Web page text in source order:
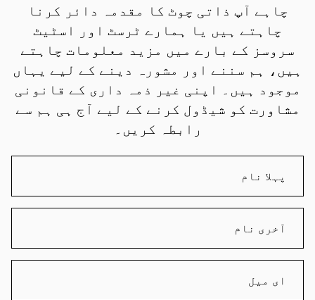
چاہے آپ ذاتی چوٹ کا مقدمہ دائر کرنا
چاہتے ہیں یا ہمارے ٹرسٹ اور اسٹیٹ
سروسز کے بارے میں مزید معلومات چاہتے
ہیں، ہم سننے اور مشورہ دینے کے لیے یہاں
موجود ہیں۔ اپنی غیر ذمہ داری کے قانونی
مشاورت کو شیڈول کرنے کے لیے آج ہی ہم سے
رابطہ کریں۔